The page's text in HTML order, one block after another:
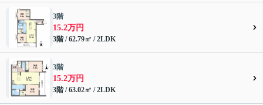
3階
15.2万円
3階 / 62.79㎡ / 2LDK
3階
15.2万円
3階 / 63.02㎡ / 2LDK